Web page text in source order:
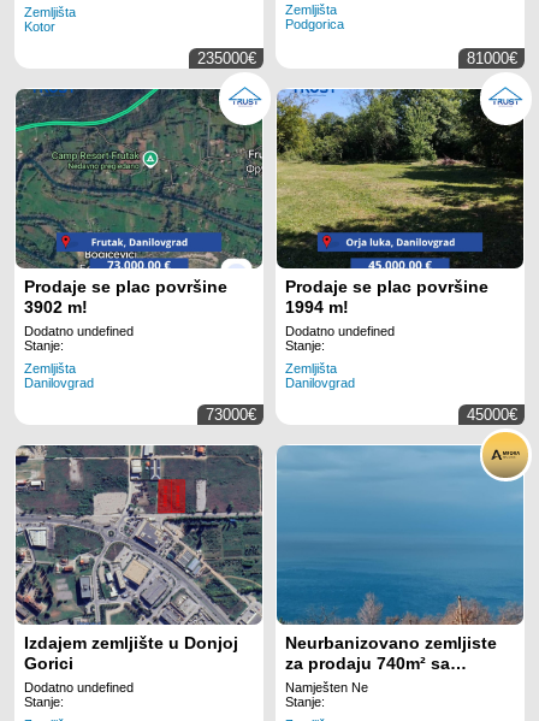
Zemljišta
Kotor
235000€
Zemljišta
Podgorica
81000€
Prodaje se plac površine
3902 m!
Dodatno undefined
Stanje:
Zemljišta
Danilovgrad
73000€
Prodaje se plac površine
1994 m!
Dodatno undefined
Stanje:
Zemljišta
Danilovgrad
45000€
Izdajem zemljište u Donjoj
Gorici
Dodatno undefined
Stanje:
Neurbanizovano zemljiste
za prodaju 740m² sa
pogledom na more,
Blizikuće, Budva
Namješten Ne
Stanje: